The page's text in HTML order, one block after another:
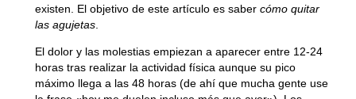
existen. El objetivo de este artículo es saber cómo quitar
las agujetas.
El dolor y las molestias empiezan a aparecer entre 12-24
horastras realizar la actividad física aunque su pico
máximo llega a las 48 horas(de ahí que mucha gente use